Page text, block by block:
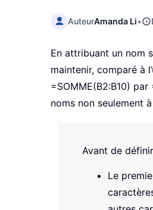
AuteurAmanda Li•
En attribuant un nom
maintenir, comparé à
=SOMME(B2:B10)
noms non seulement
Avant de
Le